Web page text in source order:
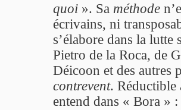
quoi ». Sa méthode
écrivains, ni
s’élabore dans la
Pietro de la Roca, de
Déicoon et des autres
contrevent. Réductible
entend dans « Bora »